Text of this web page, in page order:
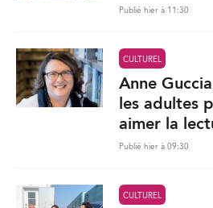
Publié hier à 11:30
CULTUREL
Anne
les adultes
aimer la
Publié hier à 09:30
CULTUREL